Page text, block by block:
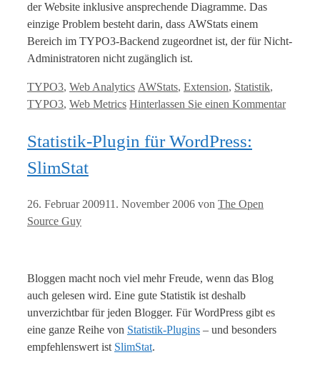
der Website inklusive ansprechende Diagramme. Das
einzige Problem besteht darin, dass AWStats einem
Bereich im TYPO3-Backend zugeordnet ist, der für Nicht-
Administratoren nicht zugänglich ist.
Kategorien
TYPO3, Web Analytics Tags
AWStats, Extension, Statistik,
TYPO3, Web Metrics Hinterlassen Sie einen Kommentar
Statistik-Plugin für WordPress:
SlimStat
26. Februar 200911. November 2006 von The Open
Source Guy
Bloggen macht noch viel mehr Freude, wenn das Blog
auch gelesen wird. Eine gute Statistik ist deshalb
unverzichtbar für jeden Blogger. Für WordPress gibt es
eine ganze Reihe von Statistik-Plugins – und besonders
empfehlenswert ist SlimStat.